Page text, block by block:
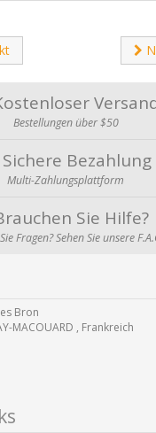
Bestellungen über $50
Bezahlung
Multi-Zahlungsplattform
Sie Hilfe?
Fragen? Sehen Sie unsere
Bron
MACOUARD , Frankreich